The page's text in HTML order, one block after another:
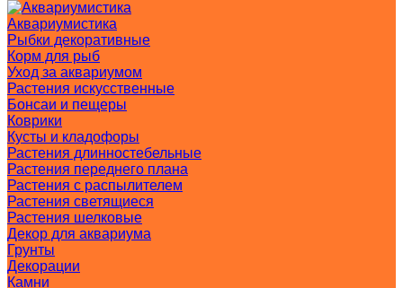
Аквариумистика
Рыбки декоративные
Корм для рыб
Уход за аквариумом
Растения искусственные
Бонсаи и пещеры
Коврики
Кусты и кладофоры
Растения длинностебельные
Растения переднего плана
Растения с распылителем
Растения светящиеся
Растения шелковые
Декор для аквариума
Грунты
Декорации
Камни